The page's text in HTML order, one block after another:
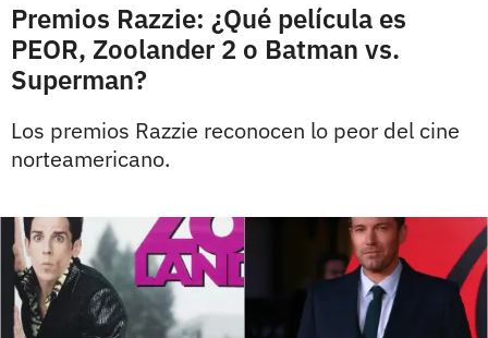
Premios Razzie: ¿Qué película es
PEOR, Zoolander 2 o Batman vs.
Superman?
Los premios Razzie reconocen lo peor del cine
norteamericano.